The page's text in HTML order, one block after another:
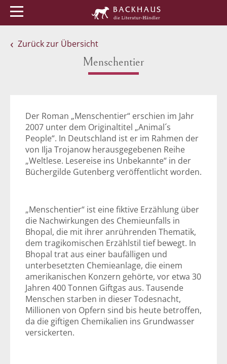
Zurück zur Übersicht
Menschentier
Der Roman „Menschentier“ erschien im Jahr
2007 unter dem Originaltitel „Animal´s
People“. In Deutschland ist er im Rahmen der
von Ilja Trojanow herausgegebenen Reihe
„Weltlese. Lesereise ins Unbekannte“ in der
Büchergilde Gutenberg veröffentlicht worden.
„Menschentier“ ist eine fiktive Erzählung über
die Nachwirkungen des Chemieunfalls in
Bhopal, die mit ihrer anrührenden Thematik,
dem tragikomischen Erzählstil tief bewegt. In
Bhopal trat aus einer baufälligen und
unterbesetzten Chemieanlage, die einem
amerikanischen Konzern gehörte, vor etwa 30
Jahren 400 Tonnen Giftgas aus. Tausende
Menschen starben in dieser Todesnacht,
Millionen von Opfern sind bis heute betroffen,
da die giftigen Chemikalien ins Grundwasser
versickerten.